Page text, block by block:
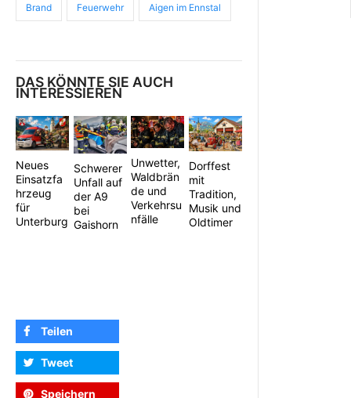
Brand Feuerwehr Aigen im Ennstal
DAS KÖNNTE SIE AUCH
INTERESSIEREN
Neues
Einsatzfa
hrzeug
für
Unterburg
Schwerer
Unfall auf
der A9
bei
Gaishorn
Unwetter,
Waldbrän
de und
Verkehrsu
nfälle
Dorffest
mit
Tradition,
Musik und
Oldtimer
Teilen
Tweet
Speichern